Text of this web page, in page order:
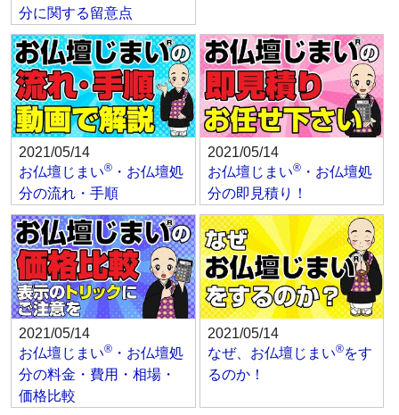
分に関する留意点
2021/05/14
お仏壇じまい® ・お仏壇処
分の流れ・手順
2021/05/14
お仏壇じまい®・お仏壇処
分の即見積り！
2021/05/14
お仏壇じまい® ・お仏壇処
分の料金・費用・相場・
価格比較
2021/05/14
なぜ、お仏壇じまい®をす
るのか！